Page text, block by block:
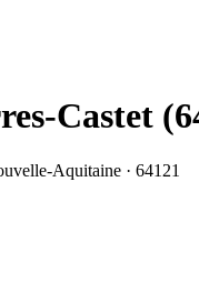
Castet
Aquitaine · 64121